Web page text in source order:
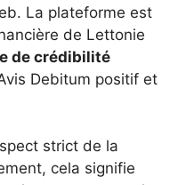
La plateforme est
de Lettonie
de crédibilité
Debitum positif et
strict de la
cela signifie